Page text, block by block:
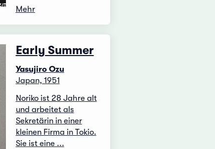
Mehr
Early Summer
Yasujiro Ozu
Japan, 1951
Noriko ist 28 Jahre alt
und arbeitet als
Sekretärin in einer
kleinen Firma in Tokio.
Sie ist eine ...